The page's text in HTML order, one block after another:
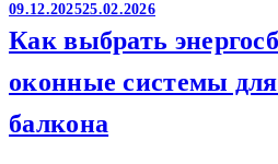
09.12.202525.02.2026
Как выбрать
оконные системы
балкона